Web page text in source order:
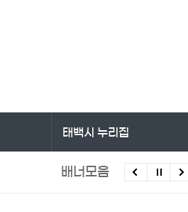
태백시 누리집
배너모음